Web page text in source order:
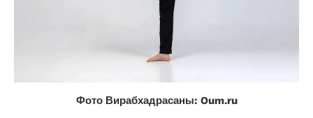
Фото Вирабхадрасаны: Oum.ru